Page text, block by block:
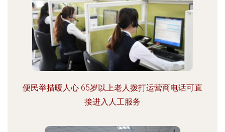
便民举措暖人心 65岁以上老人拨打运营商电话可直
接进入人工服务